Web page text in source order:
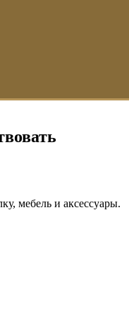
мебель и аксессуары.